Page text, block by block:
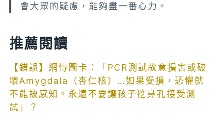
會大眾的疑慮，能夠盡一番心力。
推薦閱讀
【錯誤】網傳圖卡：「PCR測試故意損害或破
壞Amygdala（杏仁核）…如果受損，恐懼就
不能被感知。永遠不要讓孩子挖鼻孔接受測
試」？